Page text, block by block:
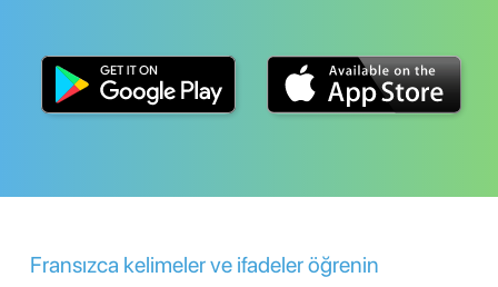
Fransızca kelimeler ve ifadeler öğrenin